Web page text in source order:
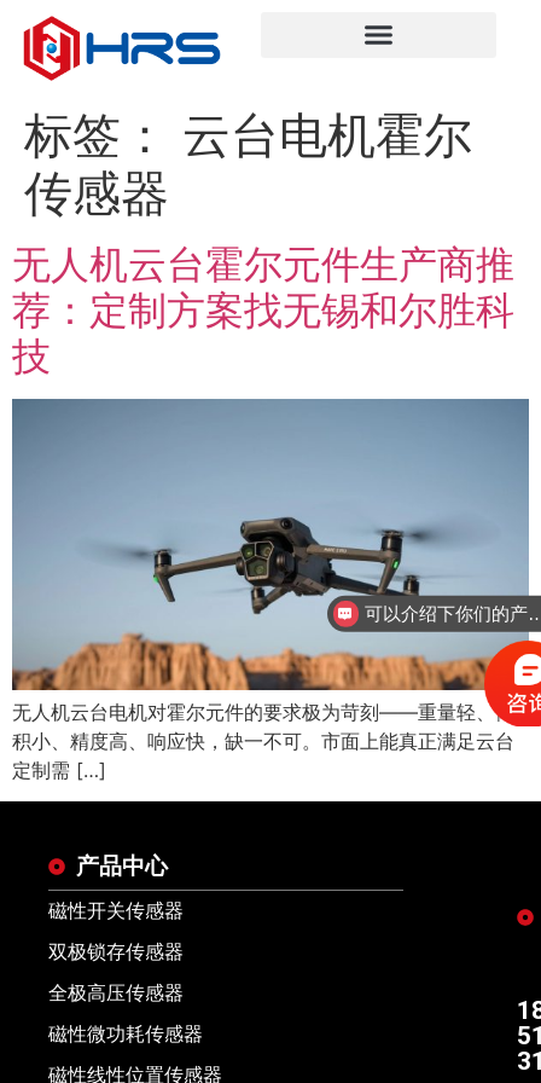
标签： 云台电机霍尔
传感器
无人机云台霍尔元件生产商推
荐：定制方案找无锡和尔胜科
技
无人机云台电机对霍尔元件的要求极为苛刻——重量轻、体
积小、精度高、响应快，缺一不可。市面上能真正满足云台
定制需 […]
产品中心
磁性开关传感器
双极锁存传感器
全极高压传感器
磁性微功耗传感器
磁性线性位置传感器
可以介绍下你